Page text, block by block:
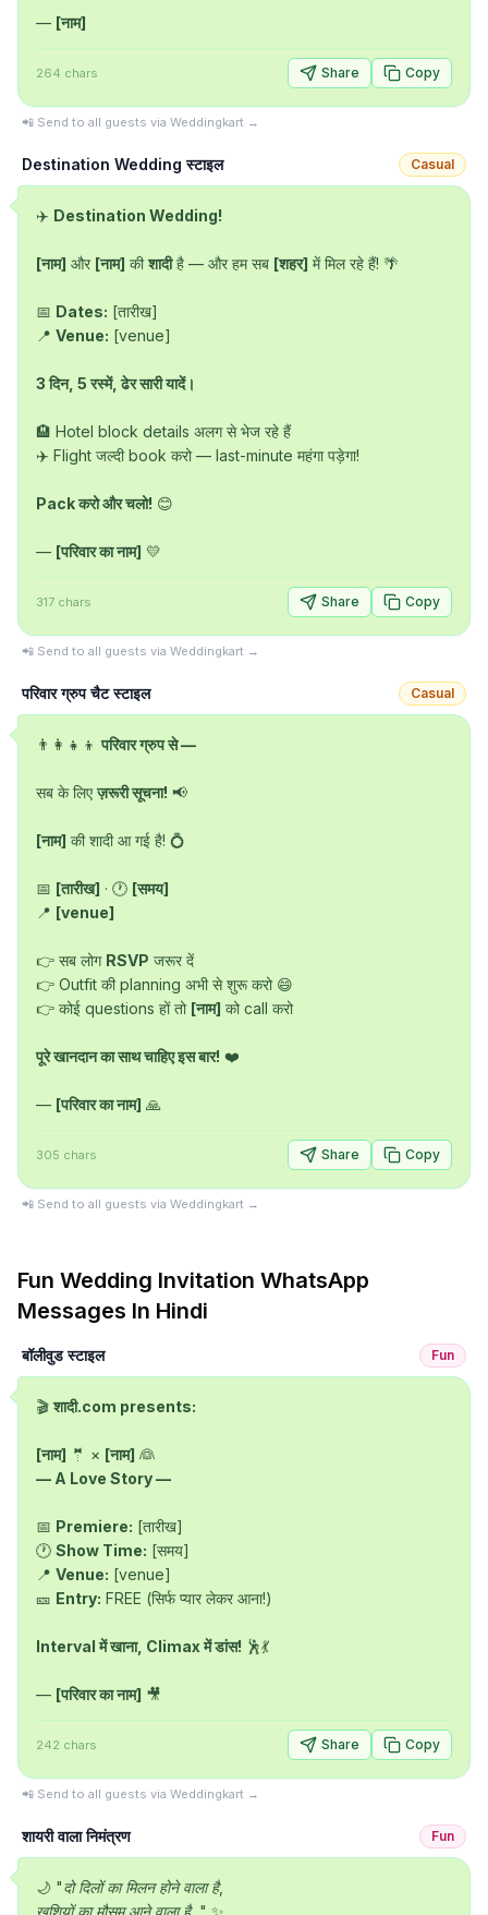
— [नाम]
264 chars Share Copy
📲 Send to all guests via Weddingkart →
Destination Wedding स्टाइल Casual
✈️ Destination Wedding!
[नाम] और [नाम] की शादी है — और हम सब [शहर] में मिल रहे हैं! 🌴
📅 Dates: [तारीख]
📍 Venue: [venue]
3 दिन, 5 रस्में, ढेर सारी यादें।
🏨 Hotel block details अलग से भेज रहे हैं
✈️ Flight जल्दी book करो — last-minute महंगा पड़ेगा!
Pack करो और चलो! 😊
— [परिवार का नाम] 💛
317 chars Share Copy
📲 Send to all guests via Weddingkart →
परिवार ग्रुप चैट स्टाइल Casual
👨‍👩‍👧‍👦 परिवार ग्रुप से —
सब के लिए ज़रूरी सूचना! 📢
[नाम] की शादी आ गई है! 💍
📅 [तारीख] · 🕐 [समय]
📍 [venue]
👉 सब लोग RSVP जरूर दें
👉 Outfit की planning अभी से शुरू करो 😄
👉 कोई questions हों तो [नाम] को call करो
पूरे खानदान का साथ चाहिए इस बार! ❤️
— [परिवार का नाम] 🙏
305 chars Share Copy
📲 Send to all guests via Weddingkart →
Fun Wedding Invitation WhatsApp
Messages In Hindi
बॉलीवुड स्टाइल Fun
🎬 शादी.com presents:
[नाम] 🤵 × [नाम]
— A Love Story —
📅 Premiere: [तारीख]
🕐 Show Time: [समय]
📍 Venue: [venue]
🎫 Entry: FREE (सिर्फ प्यार लेकर आना!)
Interval में खाना, Climax में डांस! 🕺💃
— [परिवार का नाम] 🎥
242 chars Share Copy
📲 Send to all guests via Weddingkart →
शायरी वाला निमंत्रण Fun
🌙 "दो दिलों का मिलन होने वाला है,
खुशियों का मौसम आने वाला है..." ✨